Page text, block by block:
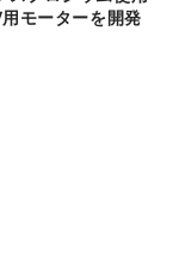
モーターを開発